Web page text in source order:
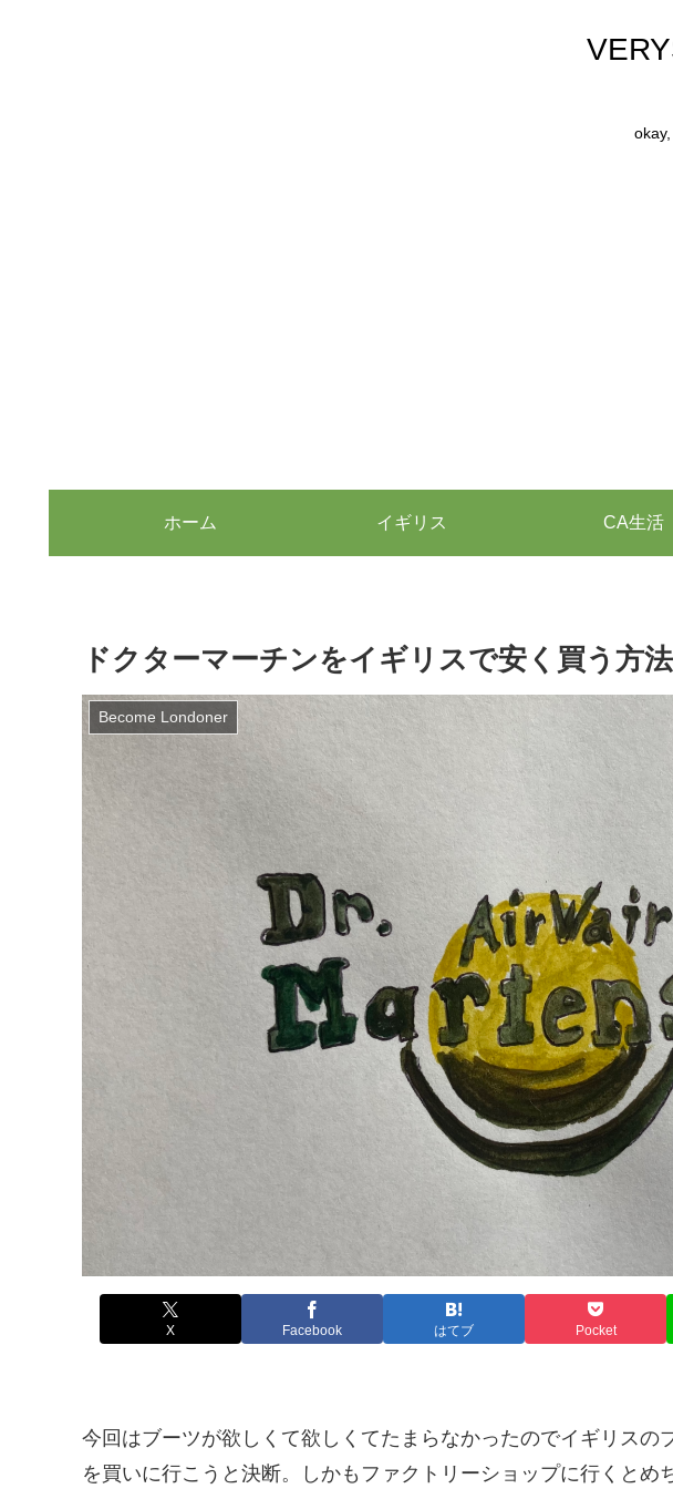
ホーム イギリス CA生活
ドクターマーチンをイギリスで安く買う方法
Become Londoner
X Facebook はてブ Pocket
今回はブーツが欲しくて欲しくてたまらなかったのでイギリスの
を買いに行こうと決断。しかもファクトリーショップに行くとめ